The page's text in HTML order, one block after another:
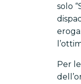
solo
Per